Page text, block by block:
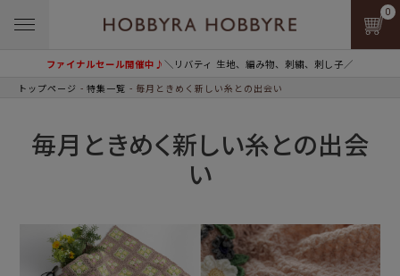
ファイナルセール開催中♪＼リバティ 生地、編み物、刺繍、刺し子／
0
トップページ 特集一覧 毎月ときめく新しい糸との出会い
毎月ときめく新しい糸との出会
い